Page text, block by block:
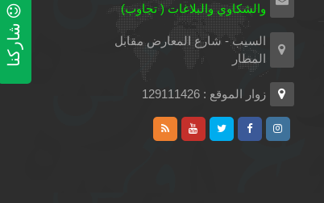
والشكاوي والبلاغات ( تجاوب)
السيب - شارع المعارض مقابل
المطار
زوار الموقع : 129111426
شاركنا